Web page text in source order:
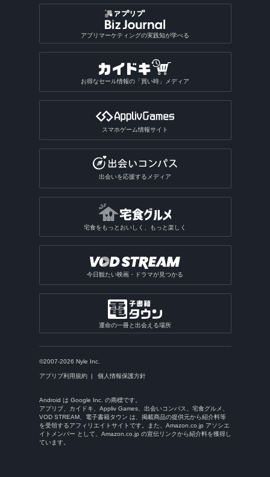
アプリマーケティングの実践知が学べる
お得なセール情報の「買い時」メディア
スマホゲーム情報サイト
出会いを応援するメディア
宅食をもっとおいしく、もっと楽しく
今日観たい映画・ドラマが見つかる
運命の一冊と出会える場所
©2007-2026 Nyle Inc.
アプリブ利用規約 個人情報保護方針
Android は Google Inc. の商標です。
アプリブ、カイドキ、Appliv Games、出会いコンパス、宅食グルメ、
VOD STREAM、電子書籍タウン は、掲載商品の提供元から紹介料等
を受領するアフィリエイトサイトです。また、Amazon.co.jp アソシエ
イトメンバー として、Amazon.co.jp の宣伝リンクから紹介料を獲得し
ています。